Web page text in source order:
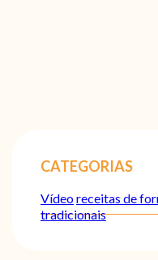
CATEGORIAS
Vídeoreceitas de
tradicionais